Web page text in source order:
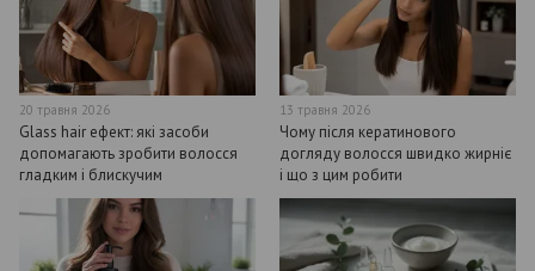
20 травня 2026
Glass hair ефект: які засоби
допомагають зробити волосся
гладким і блискучим
13 травня 2026
Чому після кератинового
догляду волосся швидко жирніє
і що з цим робити